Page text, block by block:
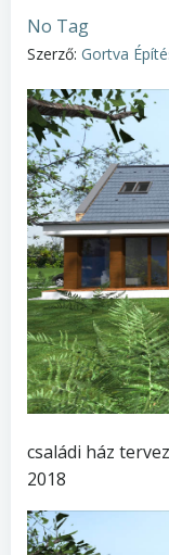
No Tag
Szerző: Gortva
családi ház
2018